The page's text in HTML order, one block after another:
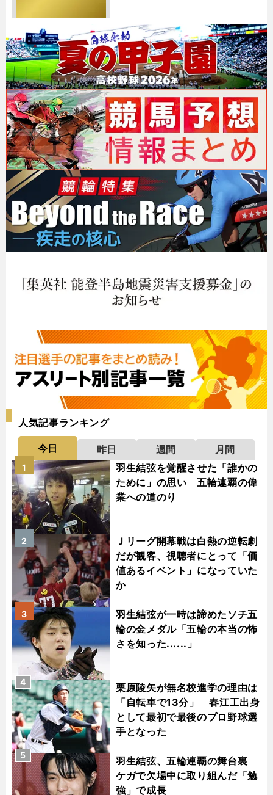
人気記事ランキング
今日 昨日 週間
月間
羽生結弦を覚醒させた「誰かの
ために」の思い 五輪連覇の偉
業への道のり
1
Ｊリーグ開幕戦は白熱の逆転劇
だが観客、視聴者にとって「価
値あるイベント」になっていた
か
2
羽生結弦が一時は諦めたソチ五
輪の金メダル「五輪の本当の怖
さを知った......」
3
栗原陵矢が無名校進学の理由は
「自転車で13分」 春江工出身
として最初で最後のプロ野球選
手となった
4
羽生結弦、五輪連覇の舞台裏
ケガで欠場中に取り組んだ「勉
強」で成長
5